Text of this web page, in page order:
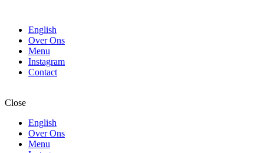
English
Over Ons
Menu
Instagram
Contact
Close
English
Over Ons
Menu